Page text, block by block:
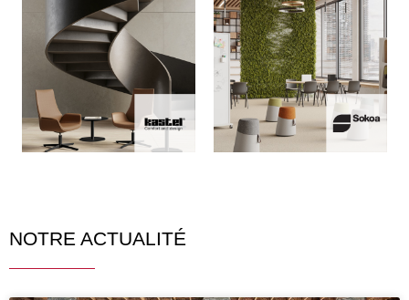
NOTRE ACTUALITÉ